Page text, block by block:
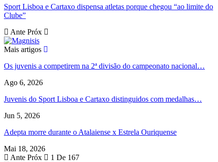
Sport Lisboa e Cartaxo dispensa atletas porque chegou “ao limite do
Clube”
Ante Próx
Mais artigos
Os juvenis a competirem na 2ª divisão do campeonato nacional…
Ago 6, 2026
Juvenis do Sport Lisboa e Cartaxo distinguidos com medalhas…
Jun 5, 2026
Adepta morre durante o Atalaiense x Estrela Ouriquense
Mai 18, 2026
Ante Próx 1 De 167